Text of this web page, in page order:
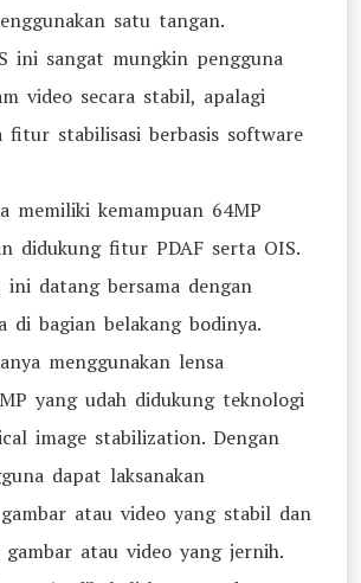
satu tangan.
ini sangat mungkin pengguna
video secara stabil, apalagi
stabilisasi berbasis software
memiliki kemampuan 64MP
didukung fitur PDAF serta OIS.
ini datang bersama dengan
di bagian belakang bodinya.
menggunakan lensa
yang udah didukung teknologi
image stabilization. Dengan
dapat laksanakan
atau video yang stabil dan
gambar atau video yang jernih.